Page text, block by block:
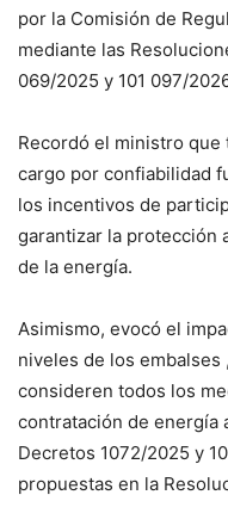
por la Comisión de
mediante las
069/2025 y 101 097/
Recordó el ministro
cargo por confiabilidad
los incentivos de
garantizar la protección
de la energía.
Asimismo, evocó el
niveles de los
consideren todos los
contratación de energía
Decretos 1072/2025 y
propuestas en la